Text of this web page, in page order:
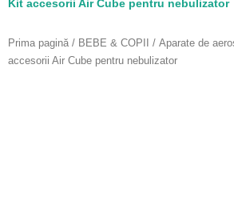
Kit accesorii Air Cube pentru nebulizator
Prima pagină / BEBE & COPII / Aparate de
accesorii Air Cube pentru nebulizator